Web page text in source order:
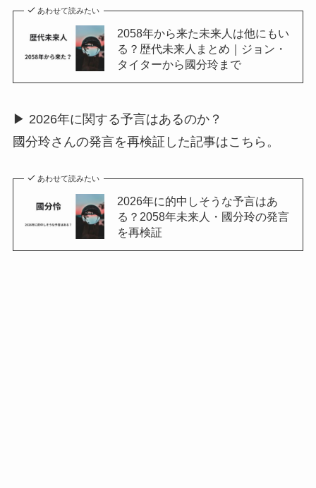
あわせて読みたい
2058年から来た未来人は他にもい
る？歴代未来人まとめ｜ジョン・
タイターから國分玲まで
▶ 2026年に関する予言はあるのか？
國分玲さんの発言を再検証した記事はこちら。
あわせて読みたい
2026年に的中しそうな予言はあ
る？2058年未来人・國分玲の発言
を再検証